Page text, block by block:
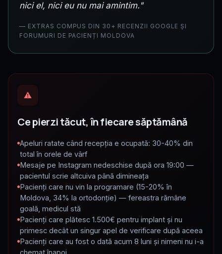
nici el, nici eu nu mai amintim."
— EXTRAS COMPUS DIN 30+ RECENZII GOOGLE ȘI
FORUMURI DE PACIENȚI MOLDOVA
⚠
Ce pierzi tăcut, în fiecare săptămână
Apeluri ratate când recepția e ocupată: 30-40% din
total în orele de vârf
Mesaje pe Instagram nedeschise după ora 19:00 —
pacientul scrie altcuiva până dimineața
Pacienți care nu vin la programare (15-20% în
Moldova, 34% la ortodonție) — fereastra rămâne
goală, medicul stă
Pacienți care plătesc 1.500€ pentru implant și nu
primesc decât un singur apel de verificare după aceea
Pacienți care au fost o dată acum 8 luni și nimeni nu i-a
chemat înapoi